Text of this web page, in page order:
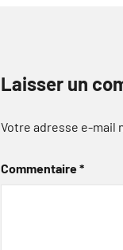
Laisser un
Votre adresse e-mail
Commentaire*